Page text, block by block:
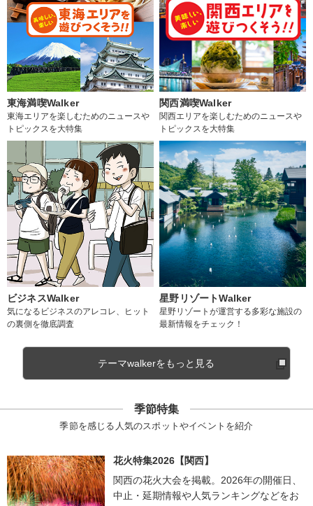
東海満喫Walker
東海エリアを楽しむためのニュースや
トピックスを大特集
関西満喫Walker
関西エリアを楽しむためのニュースや
トピックスを大特集
ビジネスWalker
気になるビジネスのアレコレ、ヒット
の裏側を徹底調査
星野リゾートWalker
星野リゾートが運営する多彩な施設の
最新情報をチェック！
テーマwalkerをもっと見る
季節特集
季節を感じる人気のスポットやイベントを紹介
花火特集2026【関西】
関西の花火大会を掲載。2026年の開催日、
中止・延期情報や人気ランキングなどをお